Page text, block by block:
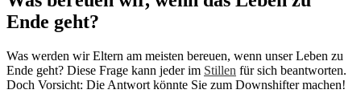
Ende geht?
Was werden wir Eltern am meisten bereuen, wenn unser Leben zu
Ende geht? Diese Frage kann jeder im Stillen für sich beantworten.
Doch Vorsicht: Die Antwort könnte Sie zum Downshifter machen!